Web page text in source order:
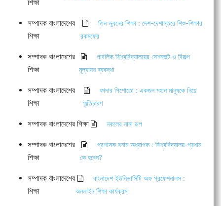
শিক্ষা
সম্পাদক বাংলাদেশের
শিক্ষা
তিন ভুবনের শিক্ষা : দেশ-দেশান্তরে শিশু-শিক্ষার
রকমফের
সম্পাদক বাংলাদেশের
শিক্ষা
পাবলিক বিশ্ববিদ্যালয়ের সেশনজট ও বিকল্প
মূল্যায়ন ব্যবস্থা
সম্পাদক বাংলাদেশের
শিক্ষা
ফাদার পিশোতো : একজন মহান মানুষকে নিয়ে
স্মৃতিচারণ
সম্পাদক বাংলাদেশের শিক্ষা নকলের নানা রূপ
সম্পাদক বাংলাদেশের
শিক্ষা
প্রশাসক বনাম অধ্যাপক : বিশ্ববিদ্যালয়-প্রধান
কে হবেন?
সম্পাদক বাংলাদেশের
শিক্ষা
বাংলাদেশ ইউনিভার্সিটি অফ প্রফেশনালস :
অনলাইন শিক্ষা কার্যক্রম